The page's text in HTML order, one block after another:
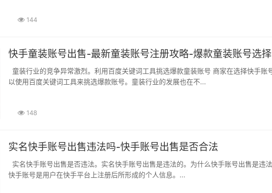
144
快手童装账号出售-最新童装账号注册攻略-爆款童装账号选择
以使用百度关键词工具来挑选爆款账号。童装行业的发展也在不...
148
实名快手账号出售违法吗-快手账号出售是否合法
快手账号是用户在快手平台上注册后所形成的个人信息。...